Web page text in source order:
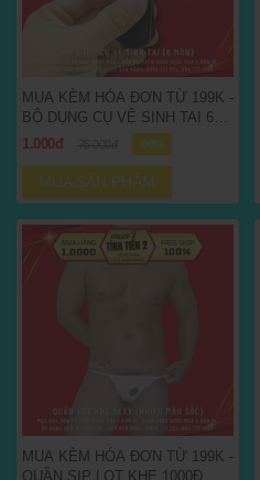
MUA KÈM HÓA ĐƠN TỪ 199K -
BỘ DỤNG CỤ VỆ SINH TAI 6
MÓN 1000Đ
1.000đ -98%
MUA SẢN PHẨM
MUA KÈM HÓA ĐƠN TỪ 199K -
QUẦN SỊP LỌT KHE 1000Đ